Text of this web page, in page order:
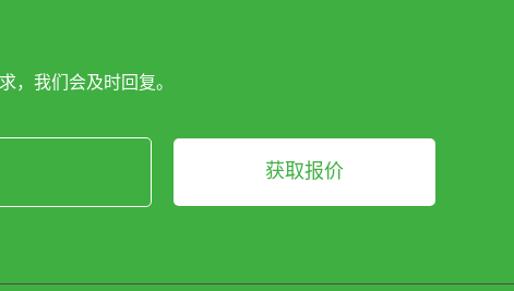
我们会及时回复。
获取报价